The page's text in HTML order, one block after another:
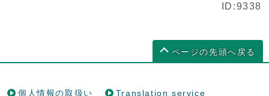
ID:9338
ページの先頭へ戻る
個人情報の取扱い Translation service